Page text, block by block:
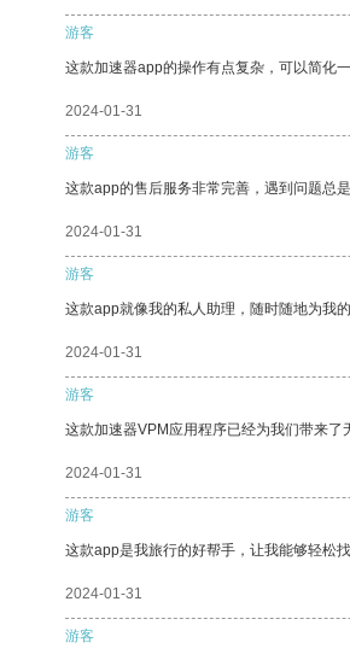
游客
这款加速器app的操作有点复杂，可以简化
2024-01-31
游客
这款app的售后服务非常完善，遇到问题总
2024-01-31
游客
这款app就像我的私人助理，随时随地为我
2024-01-31
游客
这款加速器VPM应用程序已经为我们带来了
2024-01-31
游客
这款app是我旅行的好帮手，让我能够轻松
2024-01-31
游客